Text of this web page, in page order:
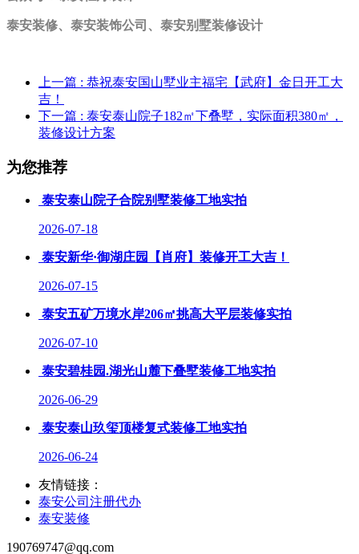
泰安装修、泰安装饰公司、泰安别墅装修设计
上一篇 : 恭祝泰安国山墅业主福宅【武府】金日开工大
吉！
下一篇 : 泰安泰山院子182㎡下叠墅，实际面积380㎡，
装修设计方案
为您推荐
泰安泰山院子合院别墅装修工地实拍
2026-07-18
泰安新华·御湖庄园【肖府】装修开工大吉！
2026-07-15
泰安五矿万境水岸206㎡挑高大平层装修实拍
2026-07-10
泰安碧桂园.湖光山麓下叠墅装修工地实拍
2026-06-29
泰安泰山玖玺顶楼复式装修工地实拍
2026-06-24
友情链接：
泰安公司注册代办
泰安装修
190769747@qq.com